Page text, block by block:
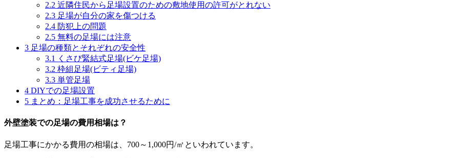
2.2 近隣住民から足場設置のための敷地使用の許可がとれない
2.3 足場が自分の家を傷つける
2.4 防犯上の問題
2.5 無料の足場には注意
3 足場の種類とそれぞれの安全性
3.1
くさび緊結式足場(ビケ足場)
3.2 枠組足場(ビティ足場)
3.3 単管足場
4 DIYでの足場設置
5 まとめ：足場工事を成功させるために
外壁塗装での足場の費用相場は？
足場工事にかかる費用の相場は、700～1,000円/㎡といわれています。